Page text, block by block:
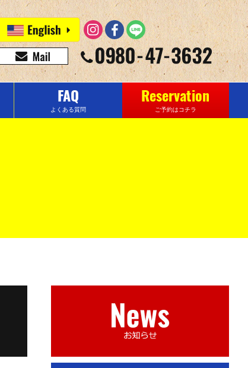
FAQ
よくある質問
Reservation
ご予約はコチラ